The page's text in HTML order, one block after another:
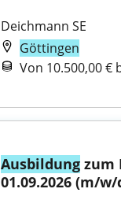
Deichmann SE
Göttingen
Von 10.500,00 €
Ausbildung zum
01.09.2026 (m/w/